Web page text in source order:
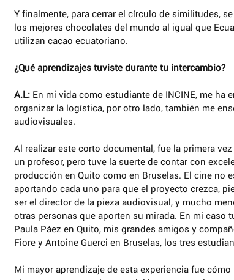
Tags
Y finalmente, para cerrar el círculo de similitudes,
los mejores chocolates del mundo al igual que
utilizan cacao ecuatoriano.
¿Qué aprendizajes tuviste durante tu intercambio?
A.L: En mi vida como estudiante de INCINE, me ha
organizar la logística, por otro lado, también me
audiovisuales.
Al realizar este corto documental, fue la primera
un profesor, pero tuve la suerte de contar con
producción en Quito como en Bruselas. El cine no
aportando cada uno para que el proyecto crezca,
ser el director de la pieza audiovisual, y mucho
otras personas que aporten su mirada. En mi caso
Paula Páez en Quito, mis grandes amigos y
Fiore y Antoine Guerci en Bruselas, los tres
Mi mayor aprendizaje de esta experiencia fue